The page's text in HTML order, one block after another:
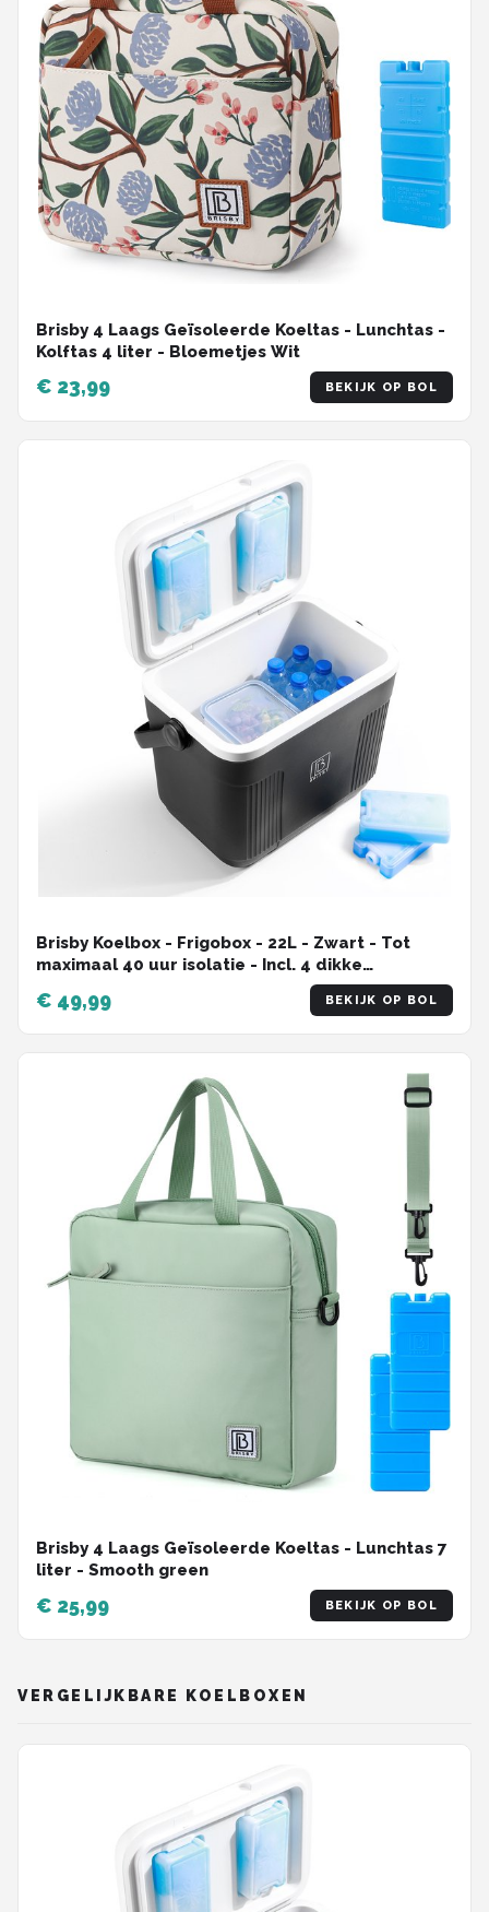
Brisby 4 Laags Geïsoleerde Koeltas - Lunchtas -
Kolftas 4 liter - Bloemetjes Wit
€ 23,99 BEKIJK OP BOL
Brisby Koelbox - Frigobox - 22L - Zwart - Tot
maximaal 40 uur isolatie - Incl. 4 dikke
koelelementen van 450ml - Temperatuur veilige
sluiting - Nieuw ontwerp met koelelementen
vergrendeld in deksel
€ 49,99 BEKIJK OP BOL
Brisby 4 Laags Geïsoleerde Koeltas - Lunchtas 7
liter - Smooth green
€ 25,99 BEKIJK OP BOL
VERGELIJKBARE KOELBOXEN